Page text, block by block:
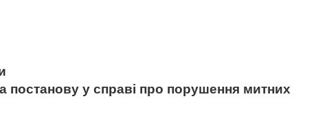
постанову у справі про порушення митних